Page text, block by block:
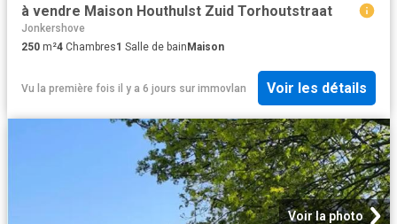
à vendre Maison Houthulst Zuid Torhoutstraat
Jonkershove
250 m²4 Chambres1 Salle de bainMaison
Vu la première fois il y a 6 jours sur immovlan Voir les détails
Voir la photo